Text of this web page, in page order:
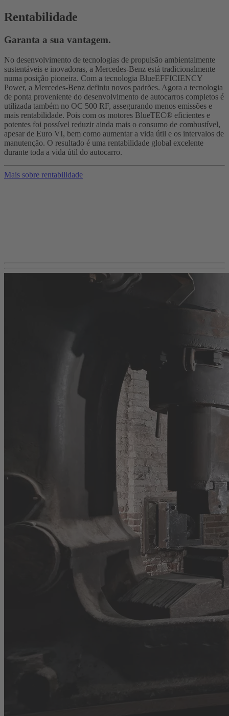
Rentabilidade
Garanta a sua vantagem.
No desenvolvimento de tecnologias de propulsão ambientalmente
sustentáveis e inovadoras, a Mercedes-Benz está tradicionalmente
numa posição pioneira. Com a tecnologia BlueEFFICIENCY
Power, a Mercedes-Benz definiu novos padrões. Agora a tecnologia
de ponta proveniente do desenvolvimento de autocarros completos é
utilizada também no OC 500 RF, assegurando menos emissões e
mais rentabilidade. Pois com os motores BlueTEC® eficientes e
potentes foi possível reduzir ainda mais o consumo de combustível,
apesar de Euro VI, bem como aumentar a vida útil e os intervalos de
manutenção. O resultado é uma rentabilidade global excelente
durante toda a vida útil do autocarro.
Mais sobre rentabilidade